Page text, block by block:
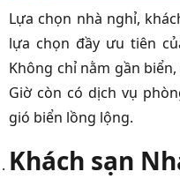
Lựa chọn nhà nghỉ,
lựa chọn đầy ưu tiên
Không chỉ nằm gần
Giờ còn có dịch vụ
gió biển lồng lộng.
Khách sạn